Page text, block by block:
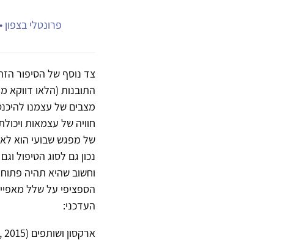
פרונטלי
צד נוסף של הסיפור
התובנות (הלאו דווקא
מצבים של עצמנו
חוויה של עצמאות
של מפגש שבועי הוא לא
נכון גם לסוג הטיפול
וחשוב שהיא תהיה
הספציפי על שלל
העדכני: